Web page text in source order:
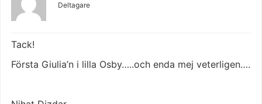
Deltagare
Tack!
Första Giulia’n i lilla Osby…..och enda mej veterligen….